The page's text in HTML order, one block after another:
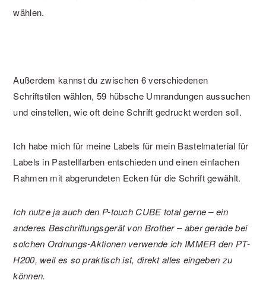
wählen.
Außerdem kannst du zwischen 6 verschiedenen
Schriftstilen wählen, 59 hübsche Umrandungen aussuchen
und einstellen, wie oft deine Schrift gedruckt werden soll.
Ich habe mich für meine Labels für mein Bastelmaterial für
Labels in Pastellfarben entschieden und einen einfachen
Rahmen mit abgerundeten Ecken für die Schrift gewählt.
Ich nutze ja auch den P-touch CUBE total gerne – ein
anderes Beschriftungsgerät von Brother – aber gerade bei
solchen Ordnungs-Aktionen verwende ich IMMER den PT-
H200, weil es so praktisch ist, direkt alles eingeben zu
können.